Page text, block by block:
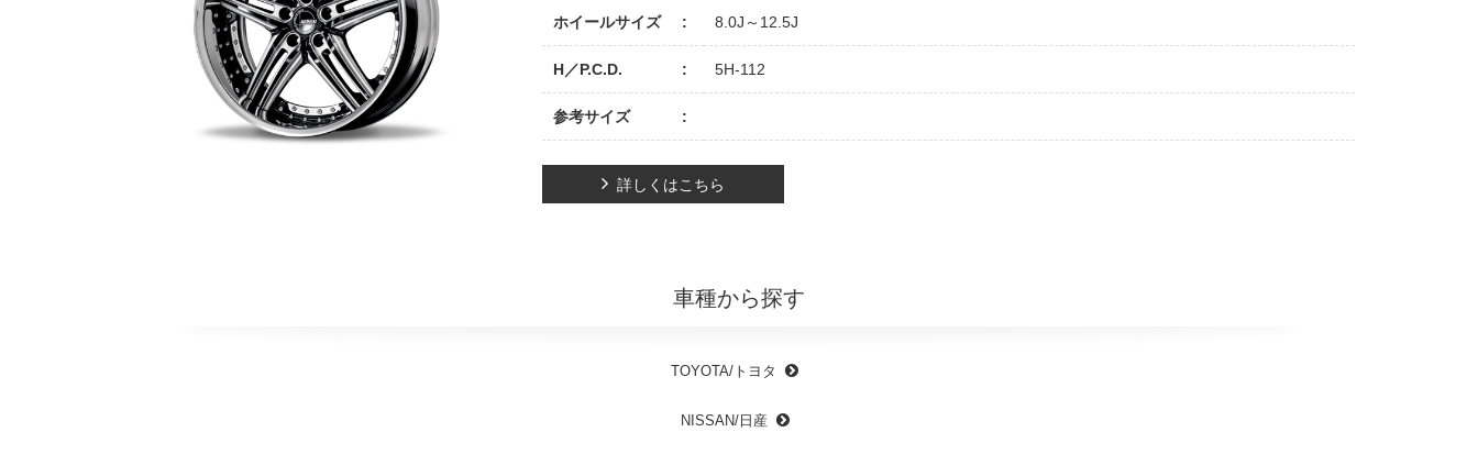
ホイールサイズ 8.0J～12.5J
H／P.C.D. 5H-112
参考サイズ
詳しくはこちら
車種から探す
TOYOTA/トヨタ
NISSAN/日産